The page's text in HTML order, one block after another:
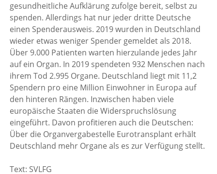
gesundheitliche Aufklärung zufolge bereit, selbst zu
spenden. Allerdings hat nur jeder dritte Deutsche
einen Spenderausweis. 2019 wurden in Deutschland
wieder etwas weniger Spender gemeldet als 2018.
Über 9.000 Patienten warten hierzulande jedes Jahr
auf ein Organ. In 2019 spendeten 932 Menschen nach
ihrem Tod 2.995 Organe. Deutschland liegt mit 11,2
Spendern pro eine Million Einwohner in Europa auf
den hinteren Rängen. Inzwischen haben viele
europäische Staaten die Widerspruchslösung
eingeführt. Davon profitieren auch die Deutschen:
Über die Organvergabestelle Eurotransplant erhält
Deutschland mehr Organe als es zur Verfügung stellt.
Text: SVLFG